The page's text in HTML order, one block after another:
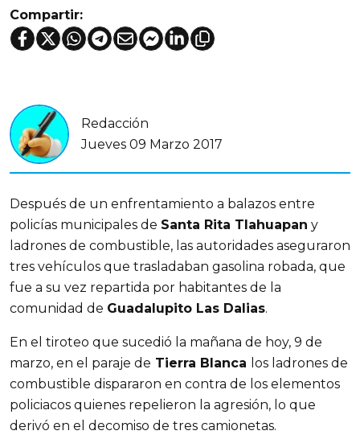
Compartir:
Redacción
Jueves 09 Marzo 2017
Después de un enfrentamiento a balazos entre
policías municipales de Santa Rita Tlahuapan y
ladrones de combustible, las autoridades aseguraron
tres vehículos que trasladaban gasolina robada, que
fue a su vez repartida por habitantes de la
comunidad de Guadalupito Las Dalias.
En el tiroteo que sucedió la mañana de hoy, 9 de
marzo, en el paraje de Tierra Blanca los ladrones de
combustible dispararon en contra de los elementos
policiacos quienes repelieron la agresión, lo que
derivó en el decomiso de tres camionetas.